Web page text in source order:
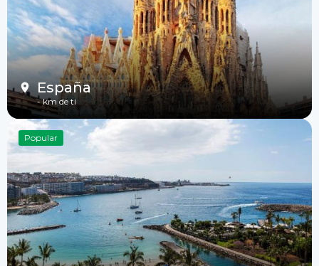
España
-km de ti
Popular